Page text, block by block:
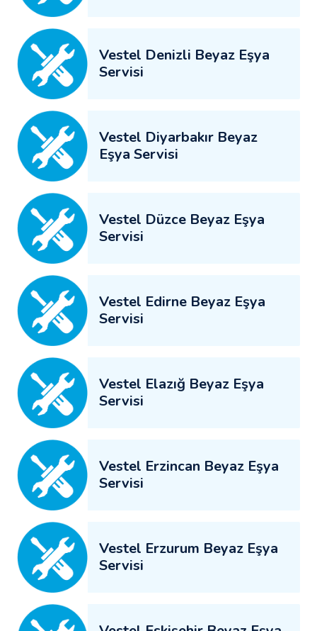
Vestel Denizli Beyaz Eşya
Servisi
Vestel Diyarbakır Beyaz
Eşya Servisi
Vestel Düzce Beyaz Eşya
Servisi
Vestel Edirne Beyaz Eşya
Servisi
Vestel Elazığ Beyaz Eşya
Servisi
Vestel Erzincan Beyaz Eşya
Servisi
Vestel Erzurum Beyaz Eşya
Servisi